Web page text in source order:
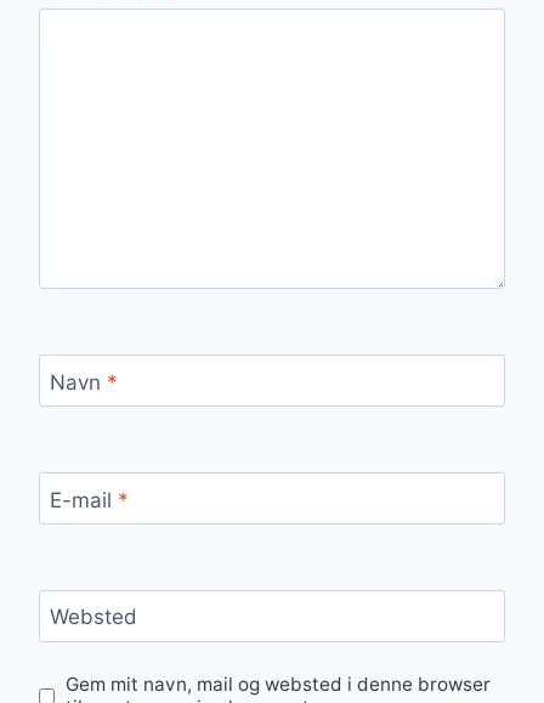
Navn *
E-mail *
Websted
Gem mit navn, mail og websted i denne browser